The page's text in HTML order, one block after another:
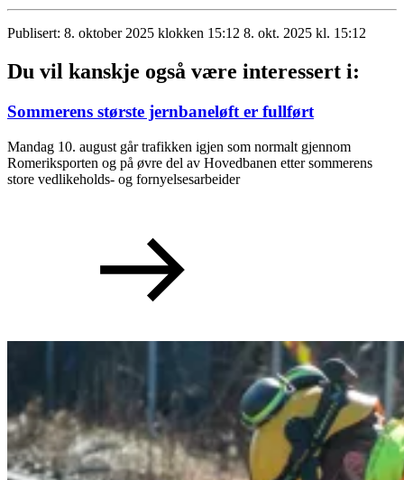
Publisert: 8. oktober 2025 klokken 15:12 8. okt. 2025 kl. 15:12
Du vil kanskje også være interessert i:
Sommerens største jernbaneløft er fullført
Mandag 10. august går trafikken igjen som normalt gjennom
Romeriksporten og på øvre del av Hovedbanen etter sommerens
store vedlikeholds- og fornyelsesarbeider